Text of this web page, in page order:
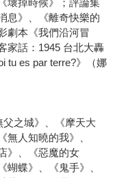
壞掉時候》；評論集
息》、《離奇快樂的
劇本《我們沿河冒
家話：1945 台北大轟
tu es par terre?》（娜
之城》、《摩天大
人知曉的我》、
》、《惡魔的女
蝴蝶》、《鬼手》、